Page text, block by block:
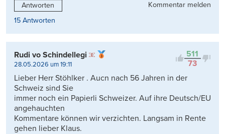
Antworten
Kommentar melden
15 Antworten
511
73
Rudi vo Schindellegi
28.05.2026 um 19:11
Lieber Herr Stöhlker . Aucn nach 56 Jahren in der
Schweiz sind Sie
immer noch ein Papierli Schweizer. Auf ihre Deutsch/EU
angehauchten
Kommentare können wir verzichten. Langsam in Rente
gehen lieber Klaus.